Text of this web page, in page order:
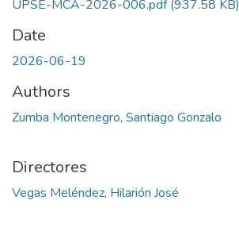
UPSE-MCA-2026-006.pdf(937.58 KB)
Date
2026-06-19
Authors
Zumba Montenegro, Santiago Gonzalo
Directores
Vegas Meléndez, Hilarión José